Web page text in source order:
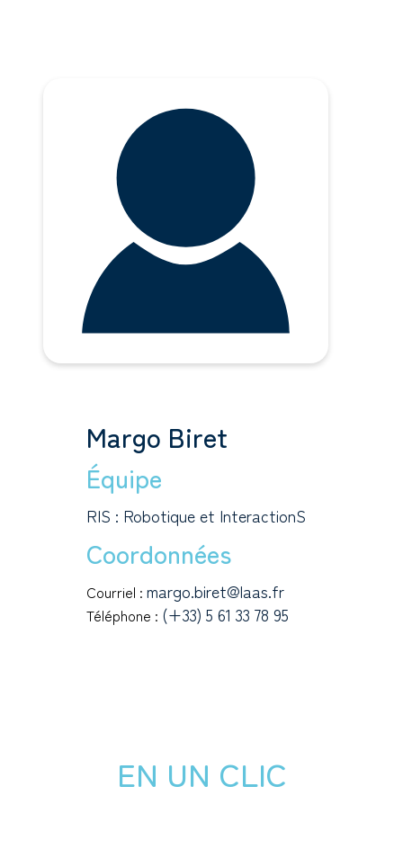
Margo Biret
Équipe
RIS : Robotique et InteractionS
Coordonnées
Courriel : margo.biret@laas.fr
Téléphone : (+33) 5 61 33 78 95
EN UN CLIC